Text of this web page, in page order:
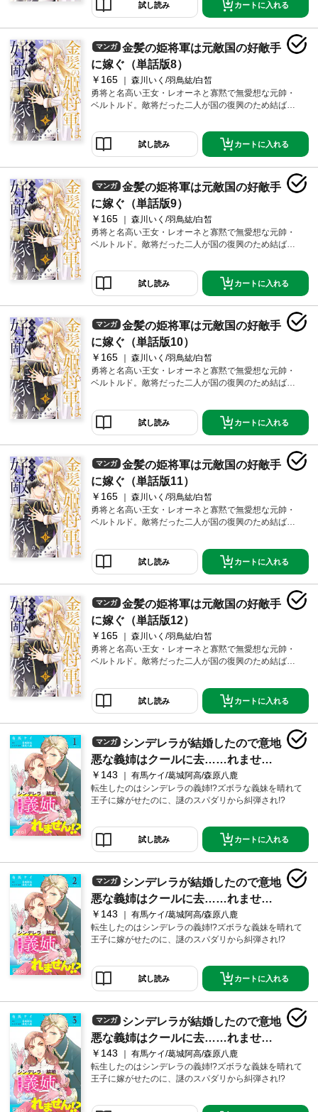
試し読み カートに入れる
マンガ
金髪の姫将軍は元敵国の好敵手
に嫁ぐ（単話版8）
￥165
森川いく/羽鳥紘/白皙
勇将と名高い王女・レオーネと寡黙で無愛想な元帥・
ベルトルド。敵将だった二人が国の復興のため結ばれ
試し読み カートに入れる
マンガ
金髪の姫将軍は元敵国の好敵手
に嫁ぐ（単話版9）
￥165
森川いく/羽鳥紘/白皙
勇将と名高い王女・レオーネと寡黙で無愛想な元帥・
ベルトルド。敵将だった二人が国の復興のため結ばれ
試し読み カートに入れる
マンガ
金髪の姫将軍は元敵国の好敵手
に嫁ぐ（単話版10）
￥165
森川いく/羽鳥紘/白皙
勇将と名高い王女・レオーネと寡黙で無愛想な元帥・
ベルトルド。敵将だった二人が国の復興のため結ばれ
試し読み カートに入れる
マンガ
金髪の姫将軍は元敵国の好敵手
に嫁ぐ（単話版11）
￥165
森川いく/羽鳥紘/白皙
勇将と名高い王女・レオーネと寡黙で無愛想な元帥・
ベルトルド。敵将だった二人が国の復興のため結ばれ
試し読み カートに入れる
マンガ
金髪の姫将軍は元敵国の好敵手
に嫁ぐ（単話版12）
￥165
森川いく/羽鳥紘/白皙
勇将と名高い王女・レオーネと寡黙で無愛想な元帥・
ベルトルド。敵将だった二人が国の復興のため結ばれ
試し読み カートに入れる
マンガ
シンデレラが結婚したので意地
悪な義姉はクールに去……れませ
ん！？（単話版1）
￥143
有馬ケイ/葛城阿高/森原八鹿
転生したのはシンデレラの義姉!?ズボラな義妹を晴れて
王子に嫁がせたのに、謎のスパダリから糾弾され!?
試し読み カートに入れる
マンガ
シンデレラが結婚したので意地
悪な義姉はクールに去……れませ
ん！？（単話版2）
￥143
有馬ケイ/葛城阿高/森原八鹿
転生したのはシンデレラの義姉!?ズボラな義妹を晴れて
王子に嫁がせたのに、謎のスパダリから糾弾され!?
試し読み カートに入れる
マンガ
シンデレラが結婚したので意地
悪な義姉はクールに去……れませ
ん！？（単話版3）
￥143
有馬ケイ/葛城阿高/森原八鹿
転生したのはシンデレラの義姉!?ズボラな義妹を晴れて
王子に嫁がせたのに、謎のスパダリから糾弾され!?